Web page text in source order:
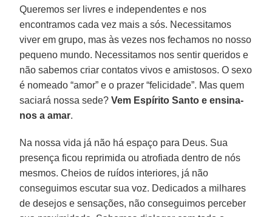
Queremos ser livres e independentes e nos
encontramos cada vez mais a sós. Necessitamos
viver em grupo, mas às vezes nos fechamos no nosso
pequeno mundo. Necessitamos nos sentir queridos e
não sabemos criar contatos vivos e amistosos. O sexo
é nomeado “amor” e o prazer “felicidade”. Mas quem
saciará nossa sede?Vem Espírito Santo e ensina-
nos a amar.
Na nossa vida já não há espaço para Deus. Sua
presença ficou reprimida ou atrofiada dentro de nós
mesmos. Cheios de ruídos interiores, já não
conseguimos escutar sua voz. Dedicados a milhares
de desejos e sensações, não conseguimos perceber